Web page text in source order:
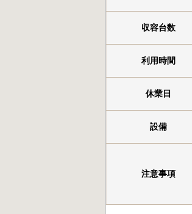
収容台数
利用時間
休業日
設備
注意事項